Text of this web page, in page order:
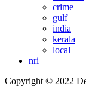
crime
gulf
india
kerala
local
nri
Copyright © 2022